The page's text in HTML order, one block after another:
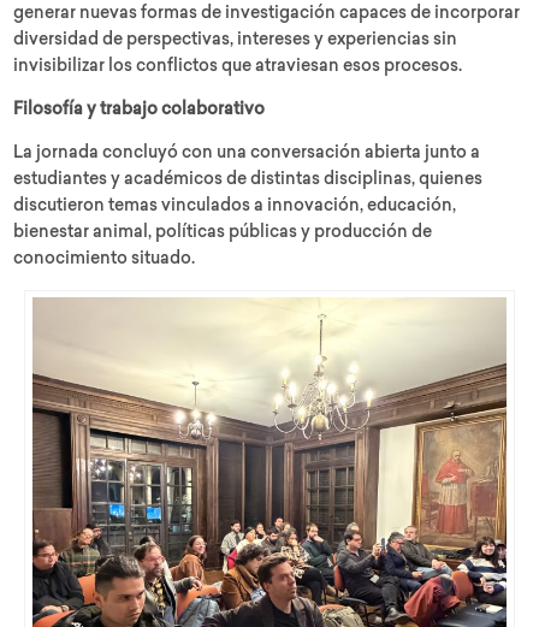
generar nuevas formas de investigación capaces de incorporar
diversidad de perspectivas, intereses y experiencias sin
invisibilizar los conflictos que atraviesan esos procesos.
Filosofía y trabajo colaborativo
La jornada concluyó con una conversación abierta junto a
estudiantes y académicos de distintas disciplinas, quienes
discutieron temas vinculados a innovación, educación,
bienestar animal, políticas públicas y producción de
conocimiento situado.